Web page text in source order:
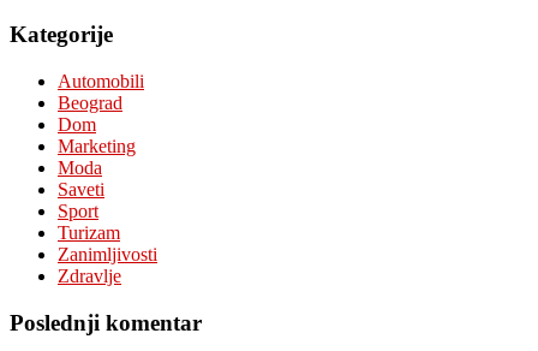
Kategorije
Automobili
Beograd
Dom
Marketing
Moda
Saveti
Sport
Turizam
Zanimljivosti
Zdravlje
Poslednji komentar